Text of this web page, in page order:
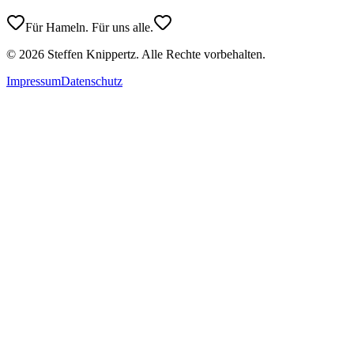
Für Hameln. Für uns alle.
© 2026 Steffen Knippertz. Alle Rechte vorbehalten.
ImpressumDatenschutz